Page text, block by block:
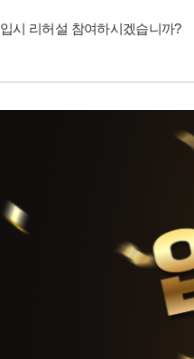
입시 리허설 참여하시겠습니까?